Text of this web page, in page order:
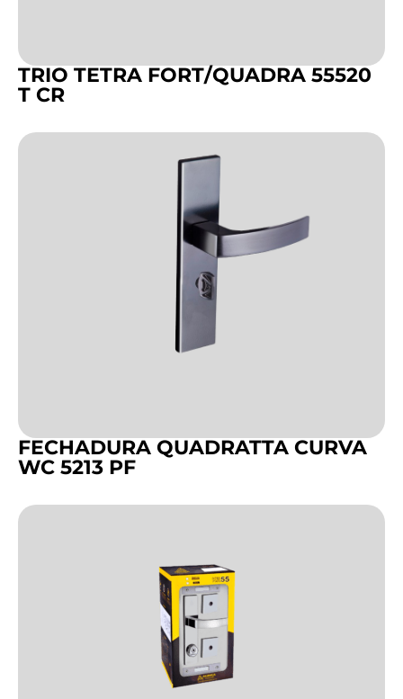
TRIO TETRA FORT/QUADRA 55520
T CR
FECHADURA QUADRATTA CURVA
WC 5213 PF